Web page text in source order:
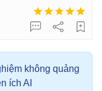
không quảng
ích AI